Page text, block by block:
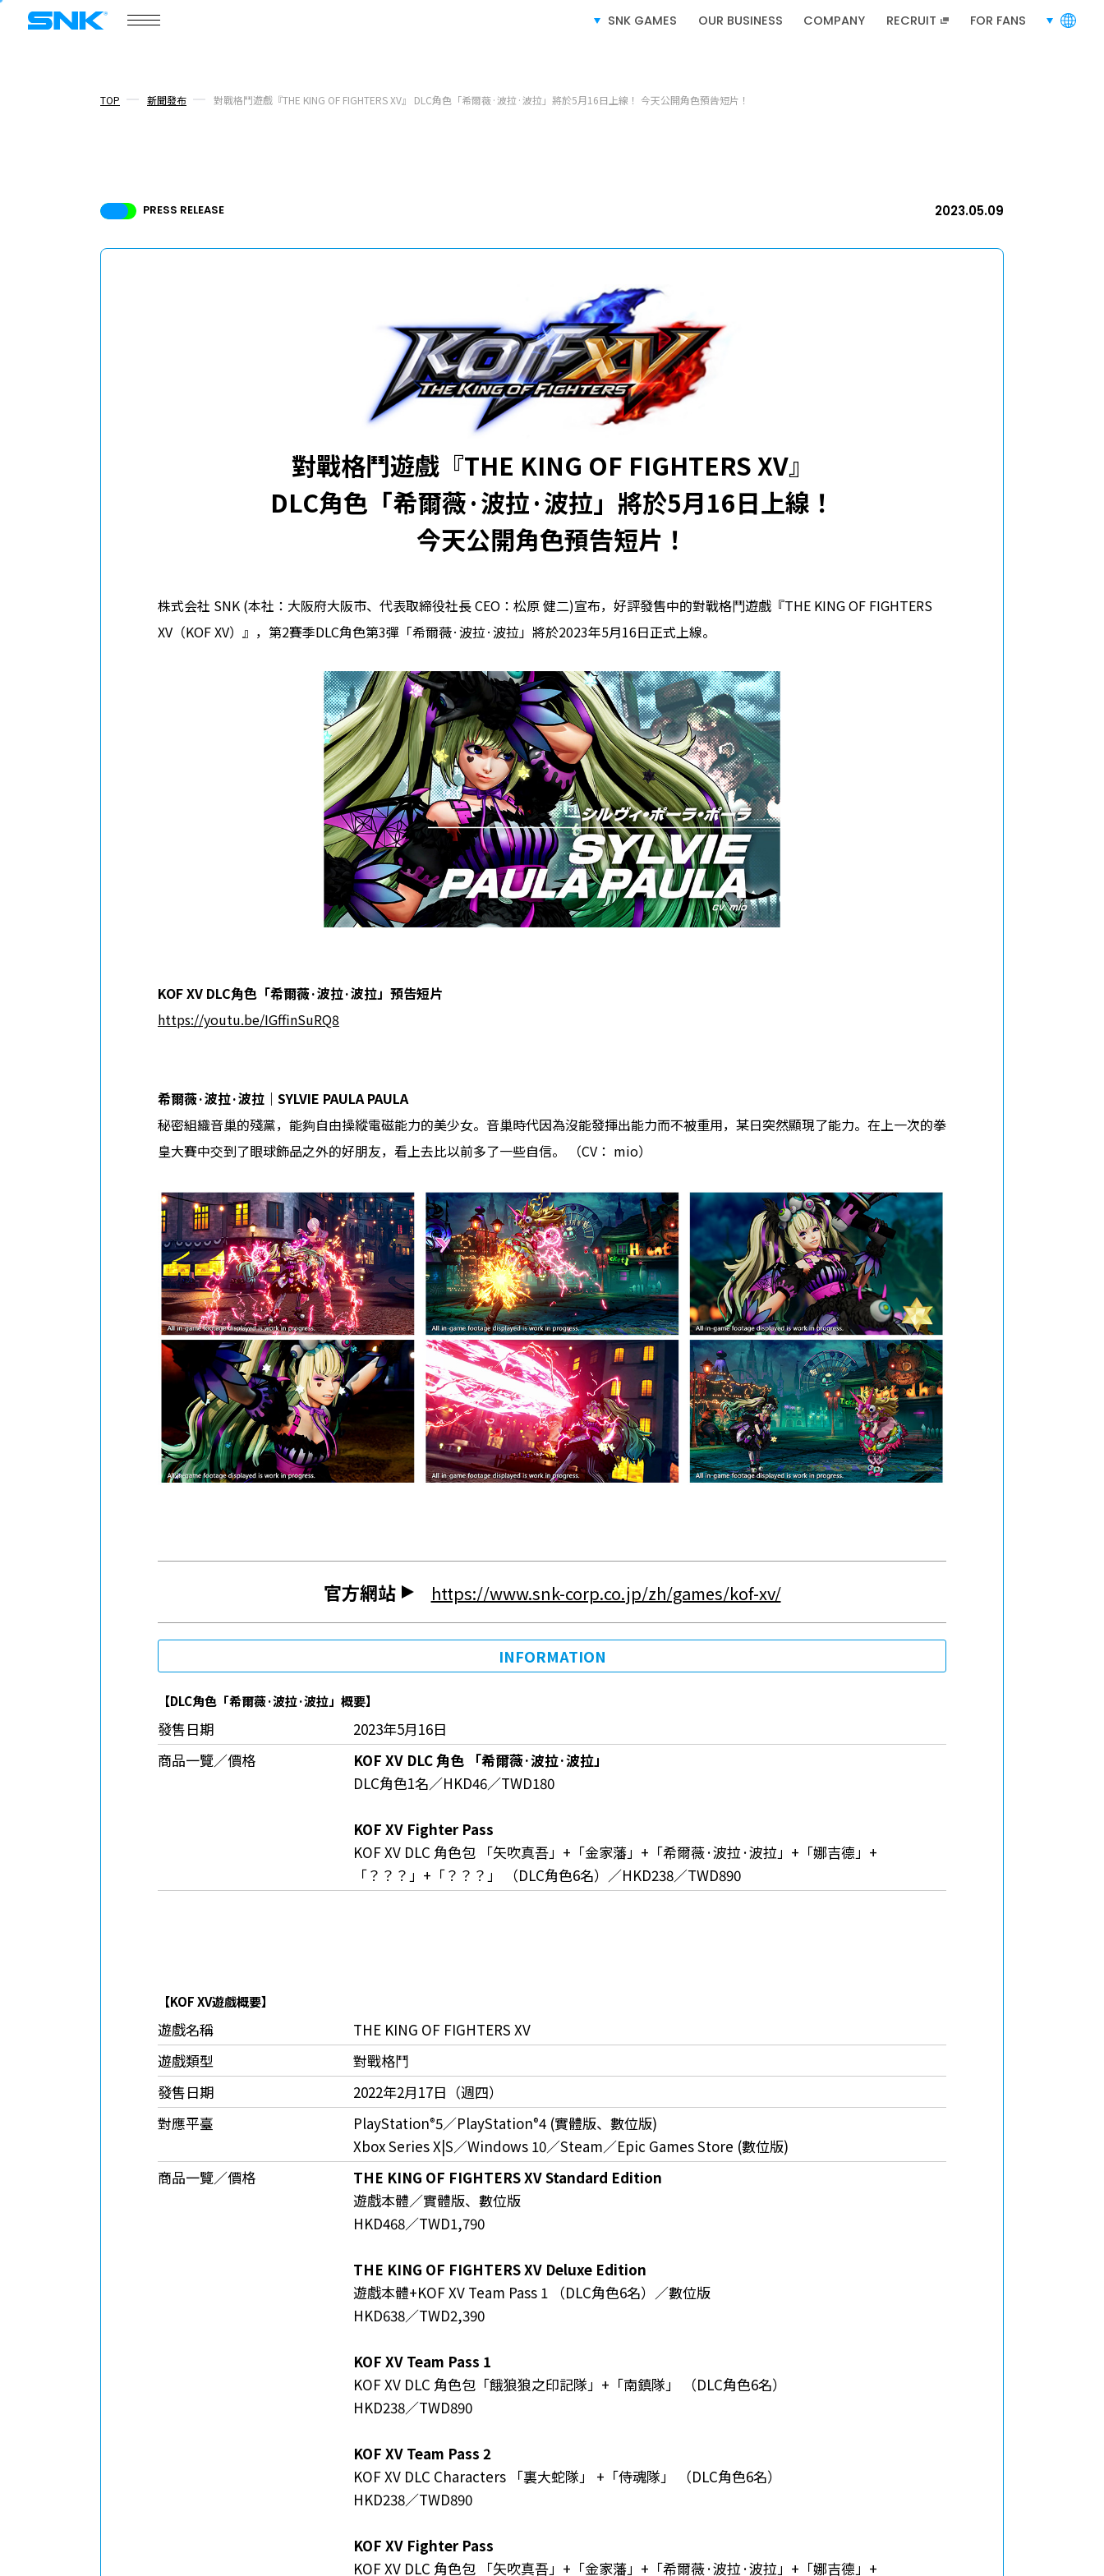
SNK GAMES OUR BUSINESS COMPANY RECRUIT FOR FANS languages
COMPANY
新聞發布
RECRUIT 招募資訊
TOP 新聞發布 對戰格鬥遊戲『THE KING OF FIGHTERS XV』 DLC角色「希爾薇·波拉·波拉」將於5月16日上線！ 今天公開角色預告短片！
PRESS RELEASE 2023.05.09
對戰格鬥遊戲『THE KING OF FIGHTERS XV』
DLC角色「希爾薇·波拉·波拉」將於5月16日上線！
今天公開角色預告短片！
株式会社 SNK (本社：大阪府大阪市、代表取締役社長 CEO：松原 健二)宣布，好評發售中的對戰格鬥遊戲『THE KING OF FIGHTERS
XV（KOF XV）』，第2賽季DLC角色第3彈「希爾薇·波拉·波拉」將於2023年5月16日正式上線。
KOF XV DLC角色「希爾薇·波拉·波拉」預告短片
https://youtu.be/IGffinSuRQ8
希爾薇·波拉·波拉｜ SYLVIE PAULA PAULA
秘密組織音巢的殘黨，能夠自由操縱電磁能力的美少女。音巢時代因為沒能發揮出能力而不被重用，某日突然顯現了能力。在上一次的拳
皇大賽中交到了眼球飾品之外的好朋友，看上去比以前多了一些自信。 （CV： mio）
官方網站 https://www.snk-corp.co.jp/zh/games/kof-xv/
INFORMATION
【DLC角色「希爾薇·波拉·波拉」概要】
發售日期
2023年5月16日
商品一覽／價格
KOF XV DLC角色 「希爾薇·波拉·波拉」
DLC角色1名／HKD46／TWD180
KOF XV Fighter Pass
KOF XV DLC 角色包 「矢吹真吾」+「金家藩」+「希爾薇·波拉·波拉」+「娜吉德」+
「？？？」+「？？？」 （DLC角色6名）／HKD238／TWD890
【KOF XV遊戲概要】
遊戲名稱
THE KING OF FIGHTERS XV
遊戲類型
對戰格鬥
發售日期
2022年2月17日（週四）
對應平臺
PlayStation®5／PlayStation®4 (實體版、數位版)
Xbox Series X|S／Windows 10／Steam／Epic Games Store (數位版)
商品一覽／價格
THE KING OF FIGHTERS XV Standard Edition
遊戲本體／實體版、數位版
HKD468／TWD1,790
THE KING OF FIGHTERS XV Deluxe Edition
遊戲本體+KOF XV Team Pass 1 （DLC角色6名）／數位版
HKD638／TWD2,390
KOF XV Team Pass 1
KOF XV DLC 角色包「餓狼狼之印記隊」+「南鎮隊」 （DLC角色6名）
HKD238／TWD890
KOF XV Team Pass 2
KOF XV DLC Characters 「裏大蛇隊」 +「侍魂隊」 （DLC角色6名）
HKD238／TWD890
KOF XV Fighter Pass
KOF XV DLC 角色包 「矢吹真吾」+「金家藩」+「希爾薇·波拉·波拉」+「娜吉德」+